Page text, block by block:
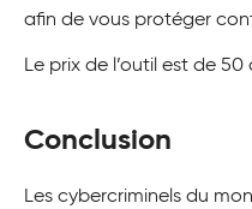
afin de vous protéger
Le prix de l’outil est de
Conclusion
Les cybercriminels du